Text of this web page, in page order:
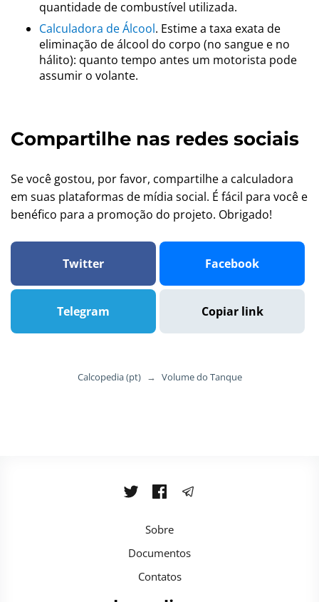
quantidade de combustível utilizada.
Calculadora de Álcool. Estime a taxa exata de
eliminação de álcool do corpo (no sangue e no
hálito): quanto tempo antes um motorista pode
assumir o volante.
Compartilhe nas redes sociais
Se você gostou, por favor, compartilhe a calculadora
em suas plataformas de mídia social. É fácil para você e
benéfico para a promoção do projeto. Obrigado!
Twitter Facebook
Telegram Copiar link
Calcopedia (pt) → Volume do Tanque
Sobre
Documentos
Contatos